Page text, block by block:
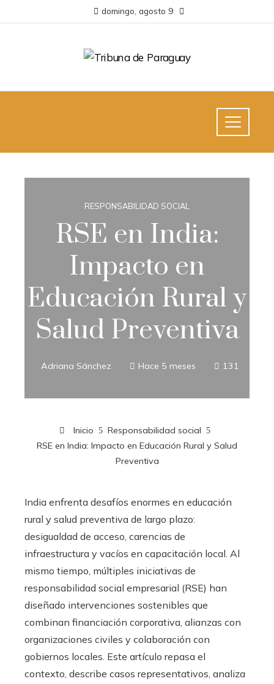
domingo, agosto 9
RESPONSABILIDAD SOCIAL
RSE en India:
Impacto en
Educación Rural y
Salud Preventiva
Adriana Sánchez Hace 5 meses 131
Inicio
Responsabilidad social
RSE en India: Impacto en Educación Rural y Salud
Preventiva
India enfrenta desafíos enormes en educación
rural y salud preventiva de largo plazo:
desigualdad de acceso, carencias de
infraestructura y vacíos en capacitación local. Al
mismo tiempo, múltiples iniciativas de
responsabilidad social empresarial (RSE) han
diseñado intervenciones sostenibles que
combinan financiación corporativa, alianzas con
organizaciones civiles y colaboración con
gobiernos locales. Este artículo repasa el
contexto, describe casos representativos, analiza